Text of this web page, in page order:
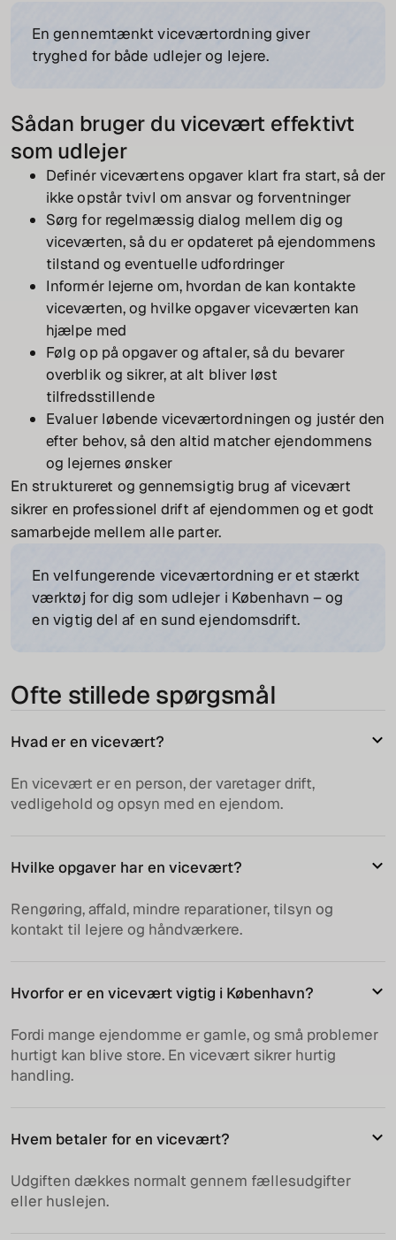
En gennemtænkt viceværtordning giver
tryghed for både udlejer og lejere.
Sådan bruger du vicevært effektivt
som udlejer
Definér viceværtens opgaver klart fra start, så der
ikke opstår tvivl om ansvar og forventninger
Sørg for regelmæssig dialog mellem dig og
viceværten, så du er opdateret på ejendommens
tilstand og eventuelle udfordringer
Informér lejerne om, hvordan de kan kontakte
viceværten, og hvilke opgaver viceværten kan
hjælpe med
Følg op på opgaver og aftaler, så du bevarer
overblik og sikrer, at alt bliver løst
tilfredsstillende
Evaluer løbende viceværtordningen og justér den
efter behov, så den altid matcher ejendommens
og lejernes ønsker
En struktureret og gennemsigtig brug af vicevært
sikrer en professionel drift af ejendommen og et godt
samarbejde mellem alle parter.
En velfungerende viceværtordning er et stærkt
værktøj for dig som udlejer i København – og
en vigtig del af en sund ejendomsdrift.
Ofte stillede spørgsmål
Hvad er en vicevært?
En vicevært er en person, der varetager drift,
vedligehold og opsyn med en ejendom.
Hvilke opgaver har en vicevært?
Rengøring, affald, mindre reparationer, tilsyn og
kontakt til lejere og håndværkere.
Hvorfor er en vicevært vigtig i København?
Fordi mange ejendomme er gamle, og små problemer
hurtigt kan blive store. En vicevært sikrer hurtig
handling.
Hvem betaler for en vicevært?
Udgiften dækkes normalt gennem fællesudgifter
eller huslejen.